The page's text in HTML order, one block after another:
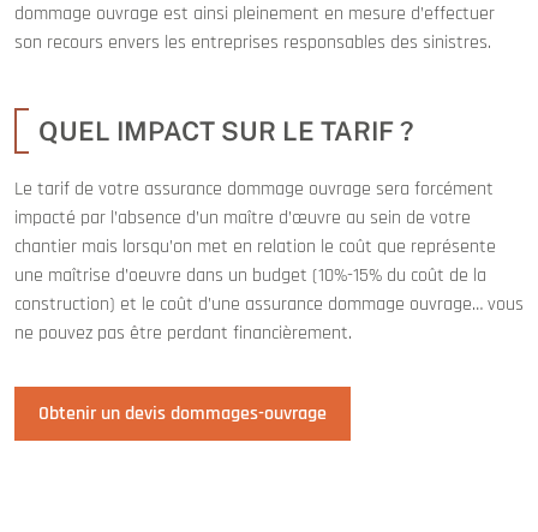
dommage ouvrage est ainsi pleinement en mesure d’effectuer
son recours envers les entreprises responsables des sinistres.
QUEL IMPACT SUR LE TARIF ?
Le tarif de votre assurance dommage ouvrage sera forcément
impacté par l’absence d’un maître d’œuvre au sein de votre
chantier mais lorsqu’on met en relation le coût que représente
une maîtrise d’oeuvre dans un budget (10%-15% du coût de la
construction) et le coût d’une assurance dommage ouvrage… vous
ne pouvez pas être perdant financièrement.
Obtenir un devis dommages-ouvrage